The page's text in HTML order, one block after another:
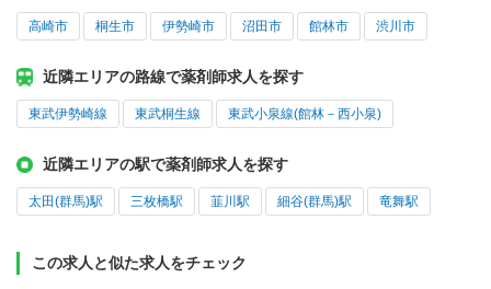
高崎市 桐生市 伊勢崎市 沼田市 館林市 渋川市
近隣エリアの路線で薬剤師求人を探す
東武伊勢崎線 東武桐生線 東武小泉線(館林－西小泉)
近隣エリアの駅で薬剤師求人を探す
太田(群馬)駅 三枚橋駅 韮川駅 細谷(群馬)駅 竜舞駅
この求人と似た求人をチェック